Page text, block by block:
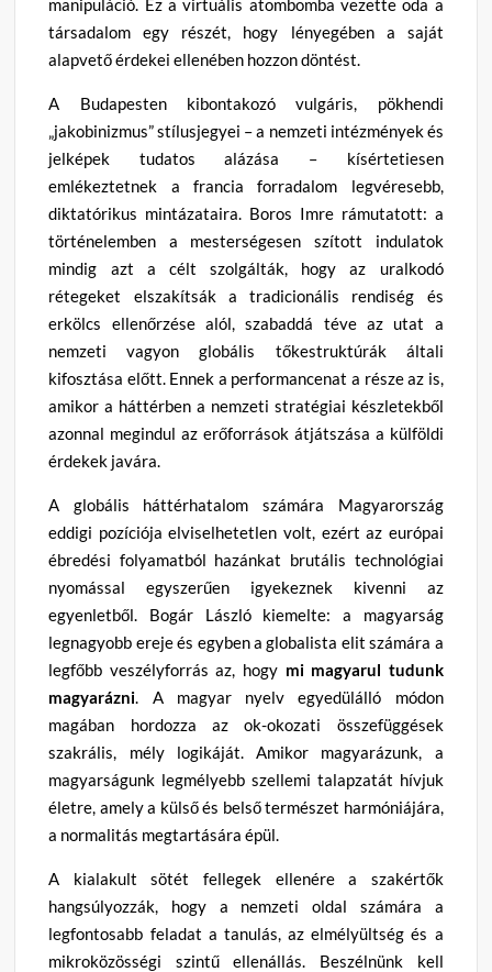
manipuláció. Ez a virtuális atombomba vezette oda a
társadalom egy részét, hogy lényegében a saját
alapvető érdekei ellenében hozzon döntést.
A Budapesten kibontakozó vulgáris, pökhendi
„jakobinizmus” stílusjegyei – a nemzeti intézmények és
jelképek tudatos alázása – kísértetiesen
emlékeztetnek a francia forradalom legvéresebb,
diktatórikus mintázataira. Boros Imre rámutatott: a
történelemben a mesterségesen szított indulatok
mindig azt a célt szolgálták, hogy az uralkodó
rétegeket elszakítsák a tradicionális rendiség és
erkölcs ellenőrzése alól, szabaddá téve az utat a
nemzeti vagyon globális tőkestruktúrák általi
kifosztása előtt. Ennek a performancenat a része az is,
amikor a háttérben a nemzeti stratégiai készletekből
azonnal megindul az erőforrások átjátszása a külföldi
érdekek javára.
A globális háttérhatalom számára Magyarország
eddigi pozíciója elviselhetetlen volt, ezért az európai
ébredési folyamatból hazánkat brutális technológiai
nyomással egyszerűen igyekeznek kivenni az
egyenletből. Bogár László kiemelte: a magyarság
legnagyobb ereje és egyben a globalista elit számára a
legfőbb veszélyforrás az, hogy mi magyarul tudunk
magyarázni. A magyar nyelv egyedülálló módon
magában hordozza az ok-okozati összefüggések
szakrális, mély logikáját. Amikor magyarázunk, a
magyarságunk legmélyebb szellemi talapzatát hívjuk
életre, amely a külső és belső természet harmóniájára,
a normalitás megtartására épül.
A kialakult sötét fellegek ellenére a szakértők
hangsúlyozzák, hogy a nemzeti oldal számára a
legfontosabb feladat a tanulás, az elmélyültség és a
mikroközösségi szintű ellenállás. Beszélnünk kell